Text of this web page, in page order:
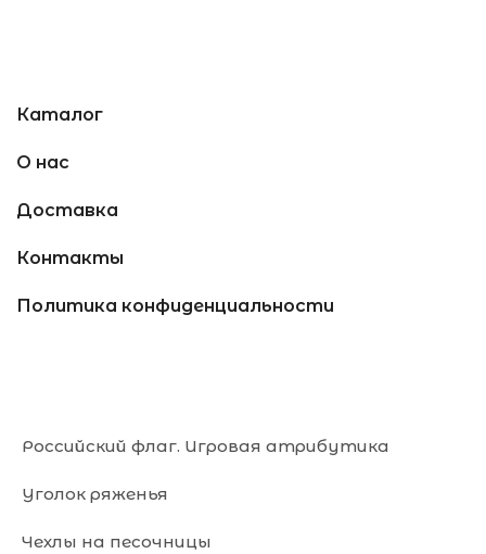
Каталог
О нас
Доставка
Контакты
Политика конфиденциальности
Российский флаг. Игровая атрибутика
Уголок ряженья
Чехлы на песочницы